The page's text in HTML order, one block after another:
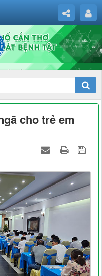
cho trẻ em